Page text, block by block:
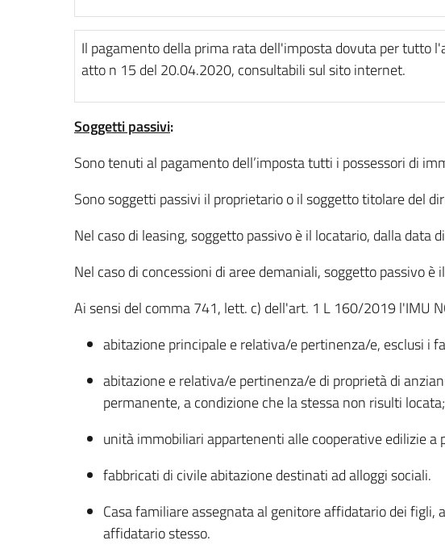
Il pagamento della prima rata dell'imposta dovuta per tutto
atto n 15 del 20.04.2020, consultabili sul sito internet.
Soggetti passivi:
Sono tenuti al pagamento dell’imposta tutti i possessori di
Sono soggetti passivi il proprietario o il soggetto titolare del
Nel caso di leasing, soggetto passivo è il locatario, dalla data
Nel caso di concessioni di aree demaniali, soggetto passivo è
Ai sensi del comma 741, lett. c) dell'art. 1 L 160/2019 l'IMU
abitazione principale e relativa/e pertinenza/e, esclusi
abitazione e relativa/e pertinenza/e di proprietà di
permanente, a condizione che la stessa non risulti locata;
unità immobiliari appartenenti alle cooperative edilizie
fabbricati di civile abitazione destinati ad alloggi sociali.
Casa familiare assegnata al genitore affidatario dei
affidatario stesso.